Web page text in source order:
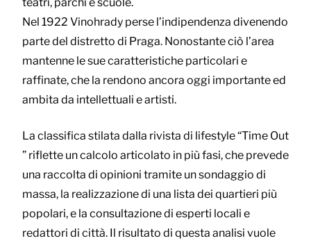
Nel 1922 Vinohrady perse l’indipendenza divenendo
parte del distretto di Praga. Nonostante ciò l’area
mantenne le sue caratteristiche particolari e
raffinate, che la rendono ancora oggi importante ed
ambita da intellettuali e artisti.
La classifica stilata dalla rivista di lifestyle “Time Out
” riflette un calcolo articolato in più fasi, che prevede
una raccolta di opinioni tramite un sondaggio di
massa, la realizzazione di una lista dei quartieri più
popolari, e la consultazione di esperti locali e
redattori di città. Il risultato di questa analisi vuole